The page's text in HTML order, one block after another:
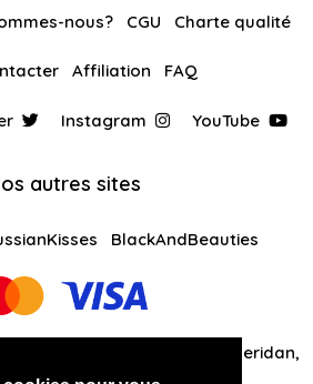
nous? CGU Charte qualité
Affiliation FAQ
Instagram YouTube
autres sites
BlackAndBeauties
LLC 30 N Gould St Ste R Sheridan,
WY 82801